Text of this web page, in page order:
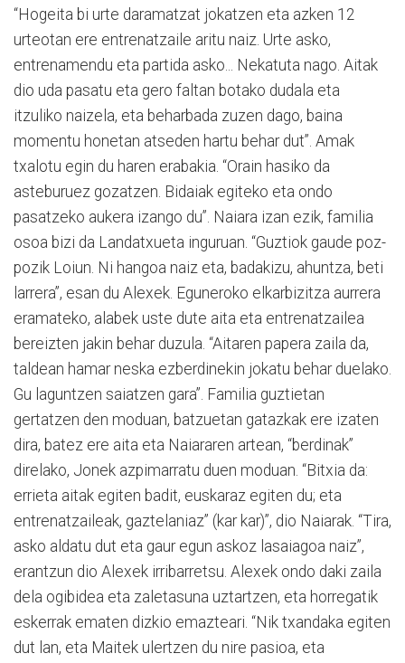
“Hogeita bi urte daramatzat jokatzen eta azken 12
urteotan ere entrenatzaile aritu naiz. Urte asko,
entrenamendu eta partida asko... Nekatuta nago. Aitak
dio uda pasatu eta gero faltan botako dudala eta
itzuliko naizela, eta beharbada zuzen dago, baina
momentu honetan atseden hartu behar dut”. Amak
txalotu egin du haren erabakia. “Orain hasiko da
asteburuez gozatzen. Bidaiak egiteko eta ondo
pasatzeko aukera izango du”. Naiara izan ezik, familia
osoa bizi da Landatxueta inguruan. “Guztiok gaude poz-
pozik Loiun. Ni hangoa naiz eta, badakizu, ahuntza, beti
larrera”, esan du Alexek. Eguneroko elkarbizitza aurrera
eramateko, alabek uste dute aita eta entrenatzailea
bereizten jakin behar duzula. “Aitaren papera zaila da,
taldean hamar neska ezberdinekin jokatu behar duelako.
Gu laguntzen saiatzen gara”. Familia guztietan
gertatzen den moduan, batzuetan gatazkak ere izaten
dira, batez ere aita eta Naiararen artean, “berdinak”
direlako, Jonek azpimarratu duen moduan. “Bitxia da:
errieta aitak egiten badit, euskaraz egiten du; eta
entrenatzaileak, gaztelaniaz” (kar kar)”, dio Naiarak. “Tira,
asko aldatu dut eta gaur egun askoz lasaiagoa naiz”,
erantzun dio Alexek irribarretsu. Alexek ondo daki zaila
dela ogibidea eta zaletasuna uztartzen, eta horregatik
eskerrak ematen dizkio emazteari. “Nik txandaka egiten
dut lan, eta Maitek ulertzen du nire pasioa, eta